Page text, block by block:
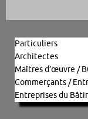
Particuliers
Architectes
Maîtres d’œuvre /
Commerçants /
Entreprises du